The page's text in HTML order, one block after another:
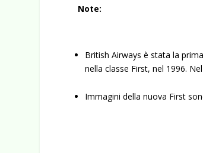
Note:
British Airways è stata la
nella classe First, nel 1996.
Immagini della nuova First